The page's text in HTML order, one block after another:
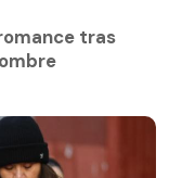
tras